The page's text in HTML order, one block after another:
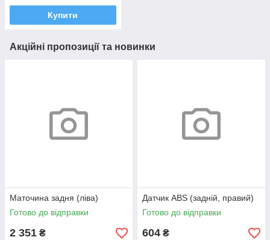
Купити
Акційні пропозиції та новинки
Маточина задня (ліва)
Готово до відправки
2 351 ₴
Датчик ABS (задній, правий)
Готово до відправки
604 ₴